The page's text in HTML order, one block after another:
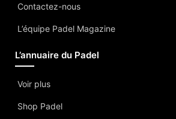
Contactez-nous
L’équipe Padel Magazine
L’annuaire du Padel
Voir plus
Shop Padel